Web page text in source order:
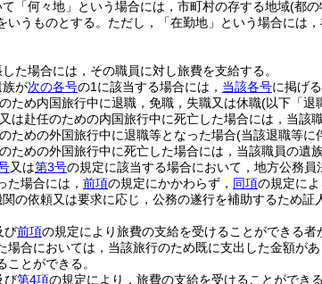
「何々地」という場合には，市町村の存する地域(都の
いうものとする。 ただし，「在勤地」という場合には
た場合には，その職員に対し旅費を支給する。
族が次の各号の1に該当する場合には， 当該各号に掲げ
ため内国旅行中に退職，免職，失職又は休職(以下「退
は赴任のための内国旅行中に死亡した場合には，当該
ための外国旅行中に退職等となった場合(当該退職等に
ための外国旅行中に死亡した場合には，当該職員の遺
又は第3号の規定に該当する場合において，地方公務
た場合には， 前項の規定にかかわらず， 同項の規定によ
の依頼又は要求に応じ，公務の遂行を補助するため
び前項の規定により旅費の支給を受けることができる者
場合においては，当該旅行のため既に支出した金額が
ことができる。
び第4項の規定により，旅費の支給を受けることができ